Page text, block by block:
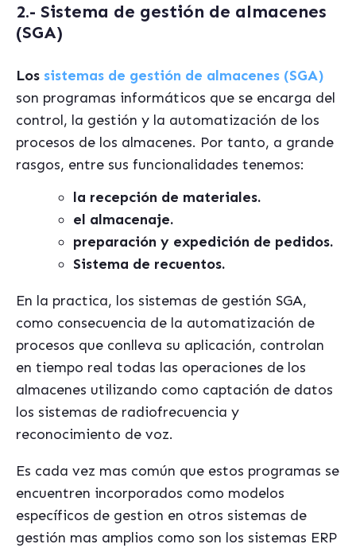
2.- Sistema de gestión de almacenes
(SGA)
Los sistemas de gestión de almacenes (SGA)
son programas informáticos que se encarga del
control, la gestión y la automatización de los
procesos de los almacenes. Por tanto, a grande
rasgos, entre sus funcionalidades tenemos:
la recepción de materiales.
el almacenaje.
preparación y expedición de pedidos.
Sistema de recuentos.
En la practica, los sistemas de gestión SGA,
como consecuencia de la automatización de
procesos que conlleva su aplicación, controlan
en tiempo real todas las operaciones de los
almacenes utilizando como captación de datos
los sistemas de radiofrecuencia y
reconocimiento de voz.
Es cada vez mas común que estos programas se
encuentren incorporados como modelos
específicos de gestion en otros sistemas de
gestión mas amplios como son los sistemas ERP